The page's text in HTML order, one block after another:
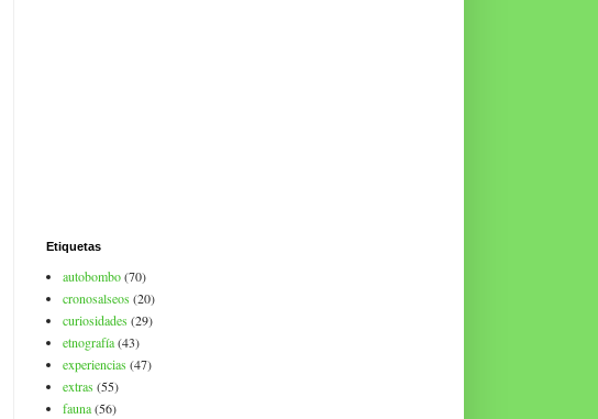
Etiquetas
autobombo(70)
cronosalseos(20)
curiosidades(29)
etnografía(43)
experiencias(47)
extras(55)
fauna(56)